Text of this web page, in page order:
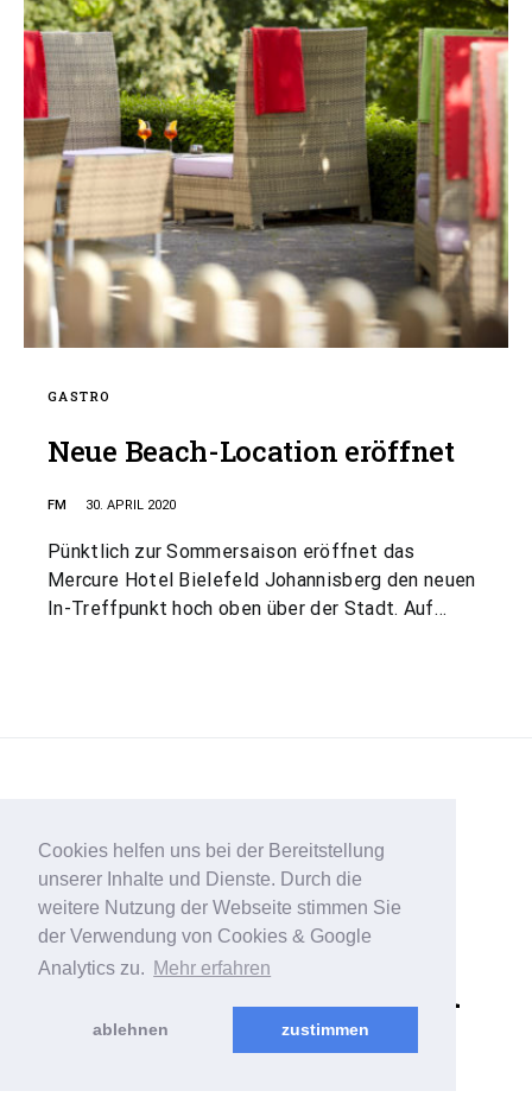
Cookies helfen uns bei der Bereitstellung
unserer Inhalte und Dienste. Durch die
weitere Nutzung der Webseite stimmen Sie
der Verwendung von Cookies & Google
Analytics zu. Mehr erfahren
ablehnen zustimmen
GASTRO
Neue Beach-Location eröffnet
FM 30. APRIL 2020
Pünktlich zur Sommersaison eröffnet das
Mercure Hotel Bielefeld Johannisberg den neuen
In-Treffpunkt hoch oben über der Stadt. Auf…
Dem Gesetz des
Genusses folgen